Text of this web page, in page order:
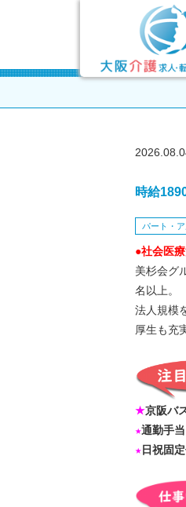
時給
パート・
●社会医
美杉会グ
名以上。
法人規模
厚生も充
★京阪バ
★通勤手
★日祝固